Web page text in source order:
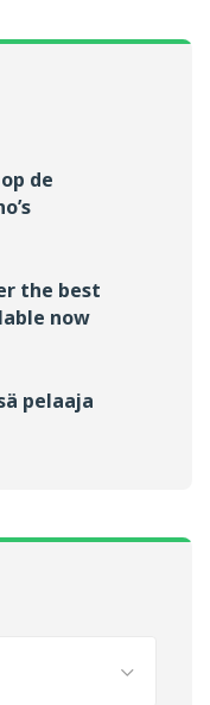
de
the best
now
pelaaja